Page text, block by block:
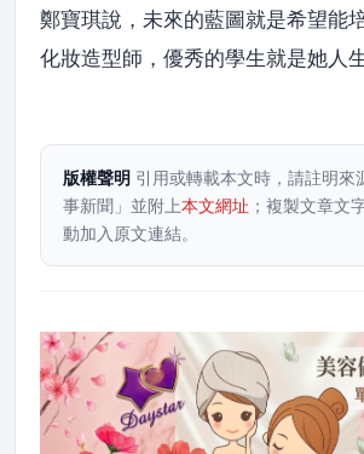
鄭寶琪說，未來的藍圖就是希望能
化妝造型師，優秀的學生就是她人
版權聲明 引用或轉載本文時，請註明來
事新聞」並附上本文網址 ；複製文章文
動加入原文連結。